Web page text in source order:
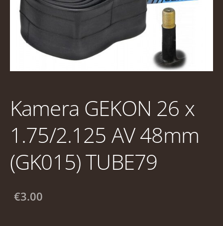
Kamera GEKON 26 x
1.75/2.125 AV 48mm
(GK015) TUBE79
€3.00